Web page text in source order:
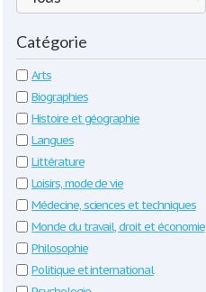
Catégorie
Arts
Biographies
Histoire et géographie
Langues
Littérature
Loisirs, mode de vie
Médecine, sciences et techniques
Monde du travail, droit et économie
Philosophie
Politique et international